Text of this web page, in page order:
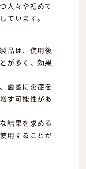
人々や初めて
ています。
品は、使用後
が多く、効果
歯茎に炎症を
す可能性があ
結果を求める
用することが